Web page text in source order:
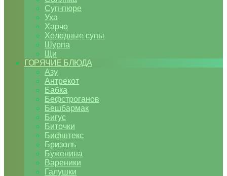
Суп-пюре
Уха
Харчо
Холодные супы
Шурпа
Щи
ГОРЯЧИЕ БЛЮДА
Азу
Антрекот
Бабка
Бефстроганов
Бешбармак
Бигус
Биточки
Бифштекс
Бризоль
Буженина
Вареники
Галушки